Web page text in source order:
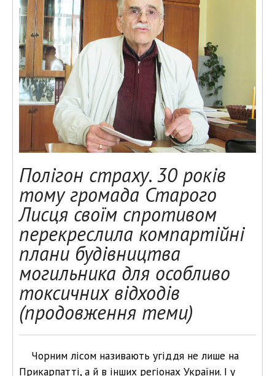
Полігон страху. 30 років
тому громада Старого
Лисця своїм спротивом
перекреслила компартійні
плани будівництва
могильника для особливо
токсичних відходів
(продовження теми)
Чорним лісом називають угіддя не лише на
Прикарпатті, а й в інших регіонах України. І у